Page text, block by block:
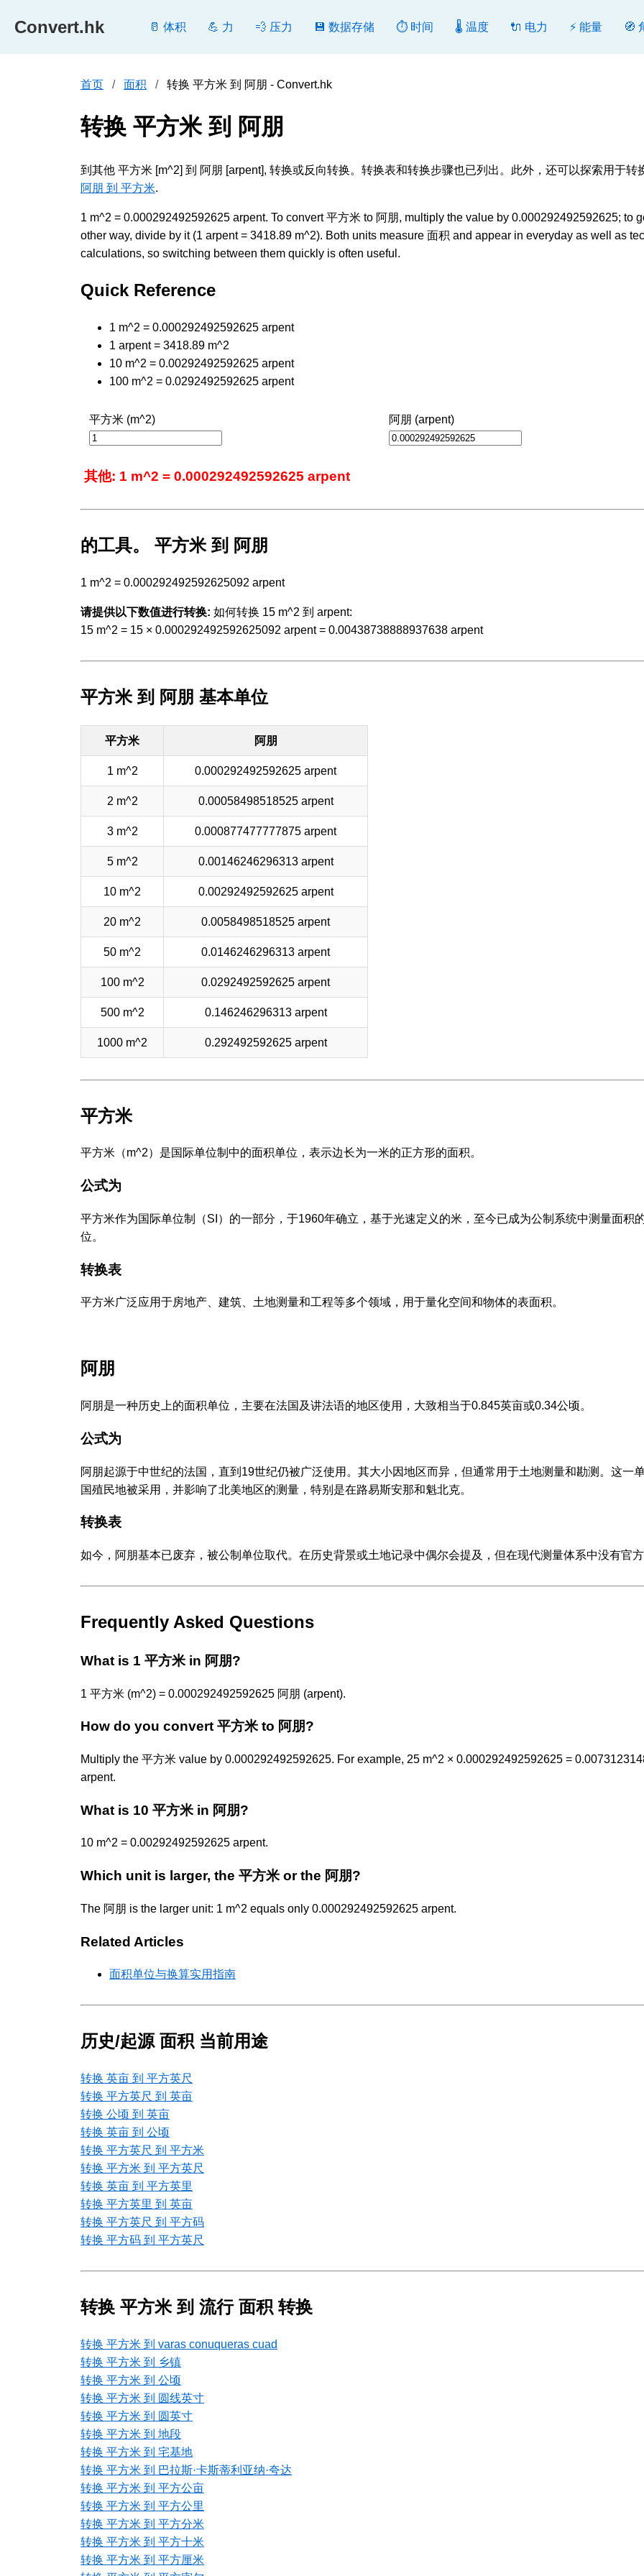
Convert.hk 🥛 体积 💪 力 💨 压力 💾 数据存储 ⏱️ 时间 🌡️ 温度 🔌 电力 ⚡ 能量 🧭
首页 面积 转换 平方米 到 阿朋 - Convert.hk
转换 平方米 到 阿朋
到其他 平方米 [m^2] 到 阿朋 [arpent], 转换或反向转换。转换表和转换步骤也已列出。此外，还可以探索用于转
阿朋 到 平方米.
1 m^2 = 0.000292492592625 arpent. To convert 平方米 to 阿朋, multiply the value by 0.000292492592625; to
other way, divide by it (1 arpent = 3418.89 m^2). Both units measure 面积 and appear in everyday as well as
calculations, so switching between them quickly is often useful.
Quick Reference
1 m^2 = 0.000292492592625 arpent
1 arpent = 3418.89 m^2
10 m^2 = 0.00292492592625 arpent
100 m^2 = 0.0292492592625 arpent
平方米 (m^2) 阿朋 (arpent)
其他: 1 m^2 = 0.000292492592625 arpent
的工具。 平方米 到 阿朋
1 m^2 = 0.000292492592625092 arpent
请提供以下数值进行转换: 如何转换 15 m^2 到 arpent:
15 m^2 = 15 × 0.000292492592625092 arpent = 0.00438738888937638 arpent
平方米 到 阿朋 基本单位
平方米 阿朋
1 m^2 0.000292492592625 arpent
2 m^2 0.00058498518525 arpent
3 m^2 0.000877477777875 arpent
5 m^2 0.00146246296313 arpent
10 m^2 0.00292492592625 arpent
20 m^2 0.0058498518525 arpent
50 m^2 0.0146246296313 arpent
100 m^2 0.0292492592625 arpent
500 m^2 0.146246296313 arpent
1000 m^2 0.292492592625 arpent
平方米
平方米（m^2）是国际单位制中的面积单位，表示边长为一米的正方形的面积。
公式为
平方米作为国际单位制（SI）的一部分，于1960年确立，基于光速定义的米，至今已成为公制系统中测量面积
位。
转换表
平方米广泛应用于房地产、建筑、土地测量和工程等多个领域，用于量化空间和物体的表面积。
阿朋
阿朋是一种历史上的面积单位，主要在法国及讲法语的地区使用，大致相当于0.845英亩或0.34公顷。
公式为
阿朋起源于中世纪的法国，直到19世纪仍被广泛使用。其大小因地区而异，但通常用于土地测量和勘测。这一
国殖民地被采用，并影响了北美地区的测量，特别是在路易斯安那和魁北克。
转换表
如今，阿朋基本已废弃，被公制单位取代。在历史背景或土地记录中偶尔会提及，但在现代测量体系中没有官
Frequently Asked Questions
What is 1 平方米 in 阿朋?
1 平方米 (m^2) = 0.000292492592625 阿朋 (arpent).
How do you convert 平方米 to 阿朋?
Multiply the 平方米 value by 0.000292492592625. For example, 25 m^2 × 0.000292492592625 =
arpent.
What is 10 平方米 in 阿朋?
10 m^2 = 0.00292492592625 arpent.
Which unit is larger, the 平方米 or the 阿朋?
The 阿朋 is the larger unit: 1 m^2 equals only 0.000292492592625 arpent.
Related Articles
面积单位与换算实用指南
历史/起源 面积 当前用途
转换 英亩 到 平方英尺
转换 平方英尺 到 英亩
转换 公顷 到 英亩
转换 英亩 到 公顷
转换 平方英尺 到 平方米
转换 平方米 到 平方英尺
转换 英亩 到 平方英里
转换 平方英里 到 英亩
转换 平方英尺 到 平方码
转换 平方码 到 平方英尺
转换 平方米 到 流行 面积 转换
转换 平方米 到 varas conuqueras cuad
转换 平方米 到 乡镇
转换 平方米 到 公顷
转换 平方米 到 圆线英寸
转换 平方米 到 圆英寸
转换 平方米 到 地段
转换 平方米 到 宅基地
转换 平方米 到 巴拉斯·卡斯蒂利亚纳·夸达
转换 平方米 到 平方公亩
转换 平方米 到 平方公里
转换 平方米 到 平方分米
转换 平方米 到 平方十米
转换 平方米 到 平方厘米